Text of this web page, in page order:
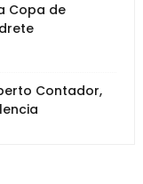
Copa de
Contador,